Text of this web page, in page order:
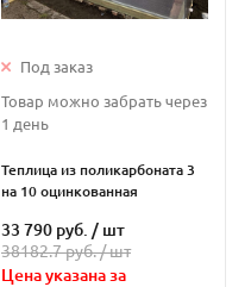
Под заказ
Товар можно забрать через
1 день
Теплица из поликарбоната 3
на 10 оцинкованная
33 790 руб. / шт
38182.7 руб. /шт
Цена указана за